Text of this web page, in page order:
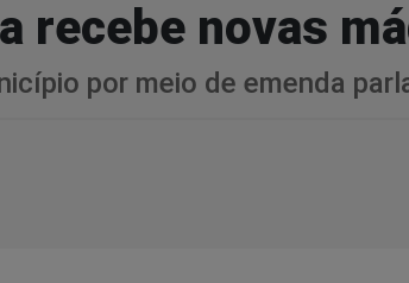
recebe novas
por meio de emenda